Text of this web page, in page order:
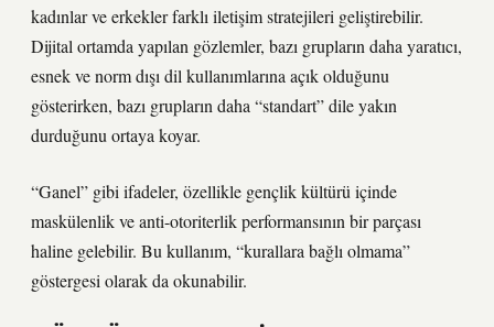
kadınlar ve erkekler farklı iletişim stratejileri geliştirebilir.
Dijital ortamda yapılan gözlemler, bazı grupların daha yaratıcı,
esnek ve norm dışı dil kullanımlarına açık olduğunu
gösterirken, bazı grupların daha “standart” dile yakın
durduğunu ortaya koyar.
“Ganel” gibi ifadeler, özellikle gençlik kültürü içinde
maskülenlik ve anti-otoriterlik performansının bir parçası
haline gelebilir. Bu kullanım, “kurallara bağlı olmama”
göstergesi olarak da okunabilir.